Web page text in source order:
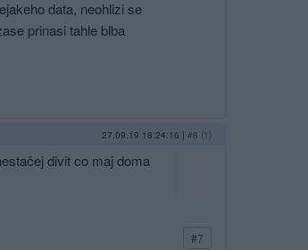
data, neohlizi se
prinasi tahle blba
27.09.19 18:24:16 | #8 (1)
divit co maj doma
#7